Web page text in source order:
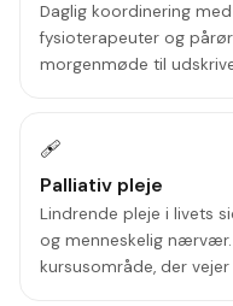
Daglig koordinering
fysioterapeuter og
morgenmøde til
🩹
Palliativ pleje
Lindrende pleje i livets
og menneskelig
kursusområde, der